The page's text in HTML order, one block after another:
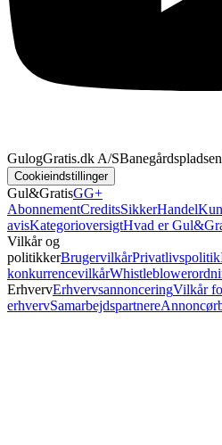
GulogGratis.dk A/S
Cookieindstillinger
Gul&GratisGG+
AbonnementCreditsSikkerHandel
avisKategorioversigtHvad er
Vilkår og
politikkerBrugervilkårPrivatlivspolitik
konkurrencevilkår
ErhvervErhvervsannonceringVilkår
erhvervSamarbejdspartnere